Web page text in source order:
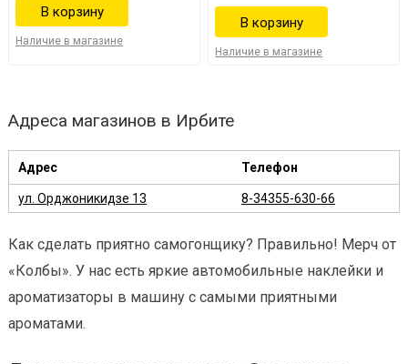
Наличие в магазине
Наличие в магазине
Адреса магазинов в Ирбите
Адрес Телефон
ул. Орджоникидзе 13 8-34355-630-66
Как сделать приятно самогонщику? Правильно! Мерч от
«Колбы». У нас есть яркие автомобильные наклейки и
ароматизаторы в машину с самыми приятными
ароматами.